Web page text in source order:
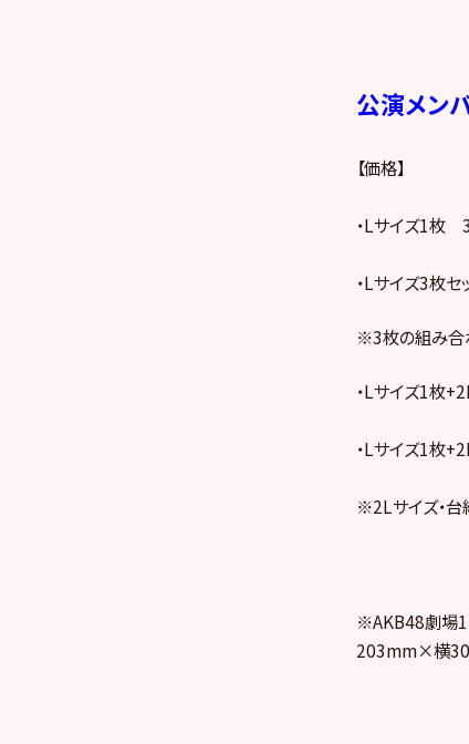
公演メン
【価格】
・Lサイズ1枚
・Lサイズ3枚
※3枚の組み合
・Lサイズ1枚
・Lサイズ1枚
※2Lサイズ・台
※AKB48劇場
203mm×横